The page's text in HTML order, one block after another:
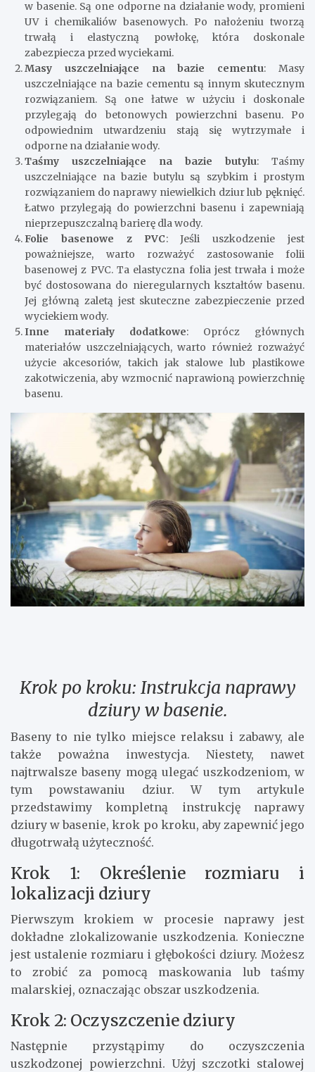
w basenie. Są one odporne na działanie wody, promieni
UV i chemikaliów basenowych. Po nałożeniu tworzą
trwałą i elastyczną powłokę, która doskonale
zabezpiecza przed wyciekami.
Masy uszczelniające na bazie cementu: Masy
uszczelniające na bazie cementu są innym skutecznym
rozwiązaniem. Są one łatwe w użyciu i doskonale
przylegają do betonowych powierzchni basenu. Po
odpowiednim utwardzeniu stają się wytrzymałe i
odporne na działanie wody.
Taśmy uszczelniające na bazie butylu: Taśmy
uszczelniające na bazie butylu są szybkim i prostym
rozwiązaniem do naprawy niewielkich dziur lub pęknięć.
Łatwo przylegają do powierzchni basenu i zapewniają
nieprzepuszczalną barierę dla wody.
Folie basenowe z PVC: Jeśli uszkodzenie jest
poważniejsze, warto rozważyć zastosowanie folii
basenowej z PVC. Ta elastyczna folia jest trwała i może
być dostosowana do nieregularnych kształtów basenu.
Jej główną zaletą jest skuteczne zabezpieczenie przed
wyciekiem wody.
Inne materiały dodatkowe: Oprócz głównych
materiałów uszczelniających, warto również rozważyć
użycie akcesoriów, takich jak stalowe lub plastikowe
zakotwiczenia, aby wzmocnić naprawioną powierzchnię
basenu.
Krok po kroku: Instrukcja naprawy
dziury w basenie.
Baseny to nie tylko miejsce relaksu i zabawy, ale
także poważna inwestycja. Niestety, nawet
najtrwalsze baseny mogą ulegać uszkodzeniom, w
tym powstawaniu dziur. W tym artykule
przedstawimy kompletną instrukcję naprawy
dziury w basenie, krok po kroku, aby zapewnić jego
długotrwałą użyteczność.
Krok 1: Określenie rozmiaru i
lokalizacji dziury
Pierwszym krokiem w procesie naprawy jest
dokładne zlokalizowanie uszkodzenia. Konieczne
jest ustalenie rozmiaru i głębokości dziury. Możesz
to zrobić za pomocą maskowania lub taśmy
malarskiej, oznaczając obszar uszkodzenia.
Krok 2: Oczyszczenie dziury
Następnie przystąpimy do oczyszczenia
uszkodzonej powierzchni. Użyj szczotki stalowej